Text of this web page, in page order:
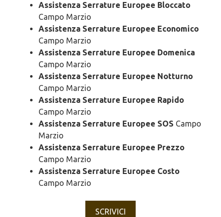
Assistenza Serrature Europee Bloccato
Campo Marzio
Assistenza Serrature Europee Economico
Campo Marzio
Assistenza Serrature Europee Domenica
Campo Marzio
Assistenza Serrature Europee Notturno
Campo Marzio
Assistenza Serrature Europee Rapido
Campo Marzio
Assistenza Serrature Europee SOS Campo
Marzio
Assistenza Serrature Europee Prezzo
Campo Marzio
Assistenza Serrature Europee Costo
Campo Marzio
SCRIVICI